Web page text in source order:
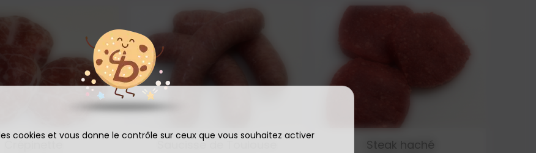
cookies et vous donne le contrôle sur ceux que vous souhaitez activer
Saucisse de Toulouse Steak haché